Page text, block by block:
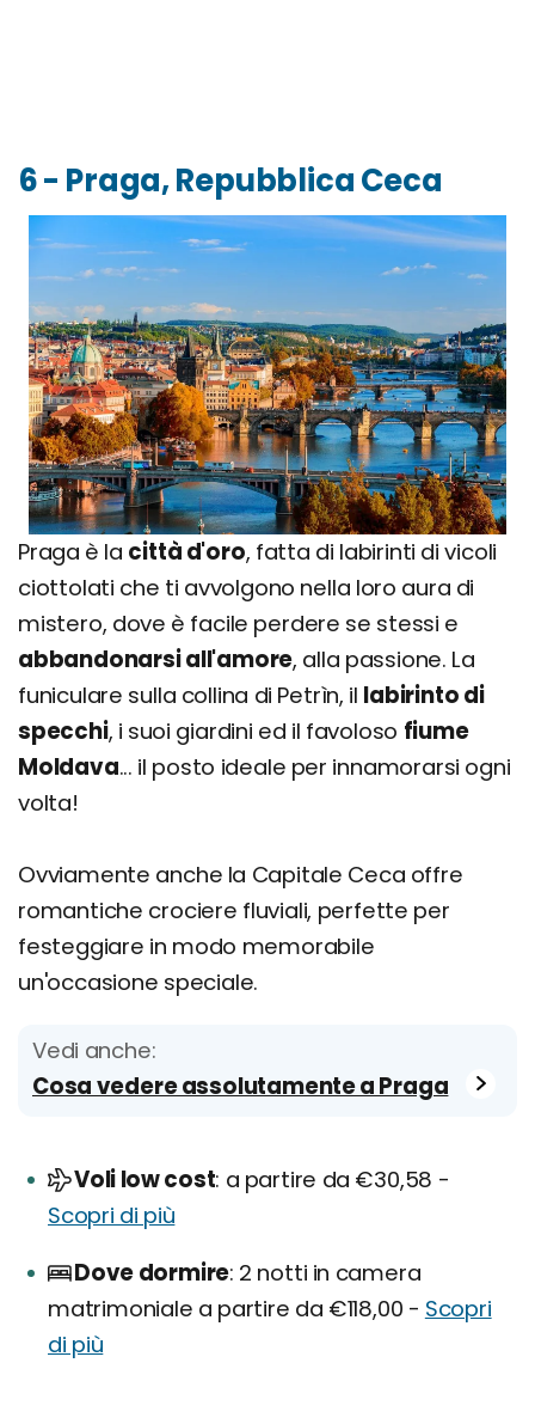
6 - Praga, Repubblica Ceca
Praga è la città d'oro, fatta di labirinti di vicoli
ciottolati che ti avvolgono nella loro aura di
mistero, dove è facile perdere se stessi e
abbandonarsi all'amore, alla passione. La
funiculare sulla collina di Petrìn, il labirinto di
specchi, i suoi giardini ed il favoloso fiume
Moldava... il posto ideale per innamorarsi ogni
volta!
Ovviamente anche la Capitale Ceca offre
romantiche crociere fluviali, perfette per
festeggiare in modo memorabile
un'occasione speciale.
Vedi anche:
Cosa vedere assolutamente a Praga
Voli low cost a partire da €30,58 -
Scopri di più
Dove dormire 2 notti in camera
matrimoniale a partire da €118,00 - Scopri
di più